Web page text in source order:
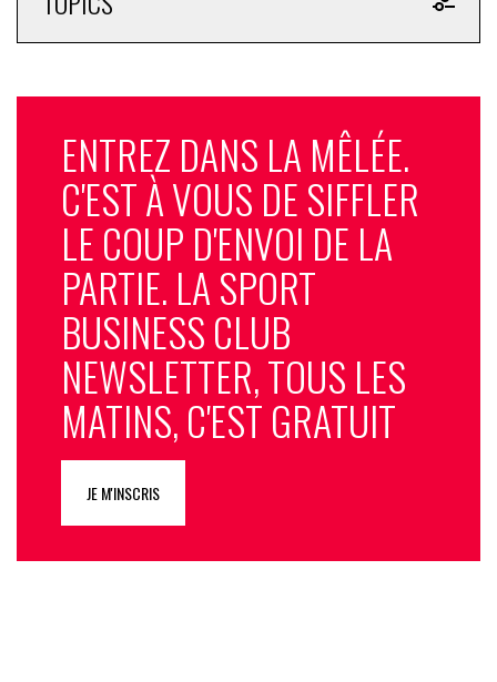
ENTREZ DANS LA MÊLÉE.
C'EST À VOUS DE SIFFLER
LE COUP D'ENVOI DE LA
PARTIE. LA SPORT
BUSINESS CLUB
NEWSLETTER, TOUS LES
MATINS, C'EST GRATUIT
JE M'INSCRIS